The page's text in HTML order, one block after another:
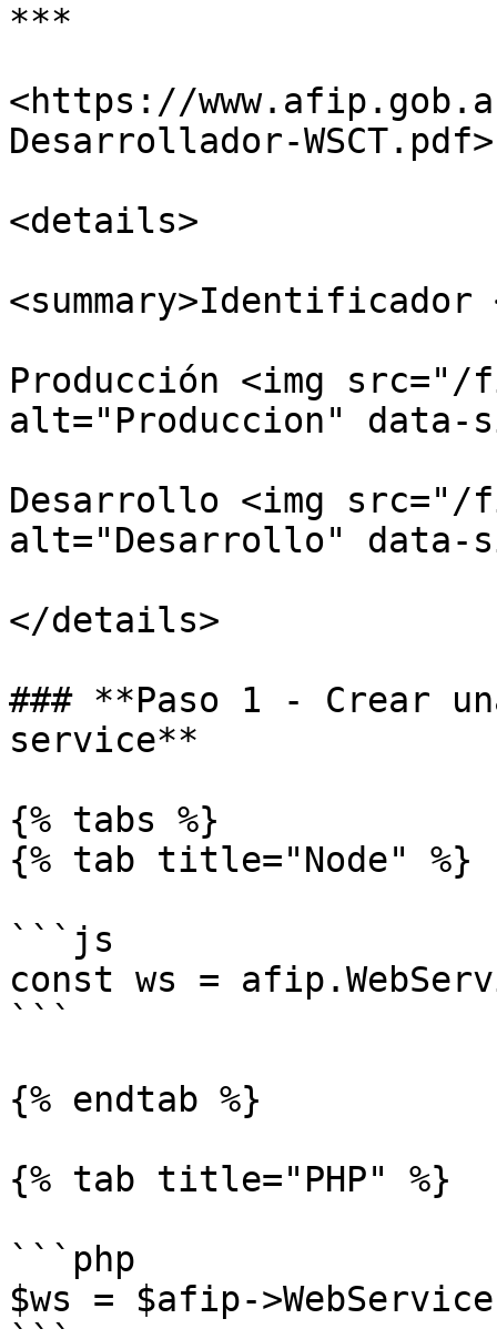
***
<https://
Desarrollador-WSCT.pdf>
<details>
<summary>Identificador
Producción <img src="/
alt="Produccion" data-
Desarrollo <img src="/
alt="Desarrollo" data-
</details>
### **Paso 1 - Crear
service**
{% tabs %}
{% tab title="Node" %}
```js
const ws =
```
{% endtab %}
{% tab title="PHP" %}
```php
$ws = $afip-